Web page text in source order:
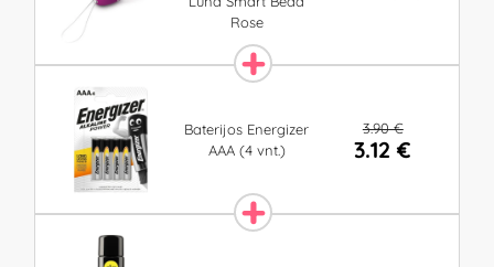
Rose
Baterijos Energizer
AAA (4 vnt.)
3.90 €
3.12 €